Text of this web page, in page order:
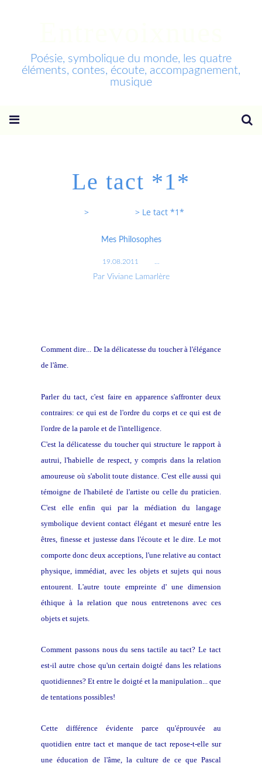
Poésie, symbolique du monde, les quatre
éléments, contes, écoute, accompagnement,
musique
Le tact *1*
> > Le tact *1*
Mes Philosophes
19.08.2011
Par Viviane Lamarlère
Comment dire... De la délicatesse du toucher à l'élégance
de l'âme.
Parler du tact, c'est faire en apparence s'affronter deux
contraires: ce qui est de l'ordre du corps et ce qui est de
l'ordre de la parole et de l'intelligence.
C'est la délicatesse du toucher qui structure le rapport à
autrui, l'habielle de respect, y compris dans la relation
amoureuse où s'abolit toute distance. C'est elle aussi qui
témoigne de l'habileté de l'artiste ou celle du praticien.
C'est elle enfin qui par la médiation du langage
symbolique devient contact élégant et mesuré entre les
êtres, finesse et justesse dans l'écoute et le dire. Le mot
comporte donc deux acceptions, l'une relative au contact
physique, immédiat, avec les objets et sujets qui nous
entourent. L'autre toute empreinte d' une dimension
éthique à la relation que nous entretenons avec ces
objets et sujets.
Comment passons nous du sens tactile au tact? Le tact
est-il autre chose qu'un certain doigté dans les relations
quotidiennes? Et entre le doigté et la manipulation... que
de tentations possibles!
Cette différence évidente parce qu'éprouvée au
quotidien entre tact et manque de tact repose-t-elle sur
une éducation de l'âme, la culture de ce que Pascal